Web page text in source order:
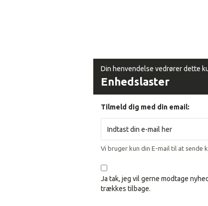
Din henvendelse vedrører dette
Enhedslaster
Tilmeld dig med din email:
Vi bruger kun din E-mail til at
Ja tak, jeg vil gerne modtage
trækkes tilbage.